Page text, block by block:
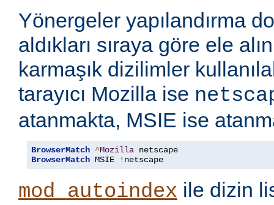
Yönergeler yapılandırma
aldıkları sıraya göre ele
karmaşık dizilimler
tarayıcı Mozilla ise
atanmakta, MSIE ise
BrowserMatch ^Mozilla
BrowserMatch MSIE ! netscape
mod_autoindex ile dizin